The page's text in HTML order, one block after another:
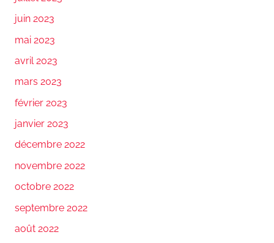
juin 2023
mai 2023
avril 2023
mars 2023
février 2023
janvier 2023
décembre 2022
novembre 2022
octobre 2022
septembre 2022
août 2022